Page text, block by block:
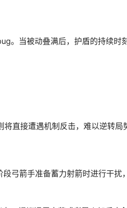
。当被动叠满后，护盾的持续时
直接遭遇机制反击，难以逆转局
弓箭手准备蓄力射箭时进行干扰